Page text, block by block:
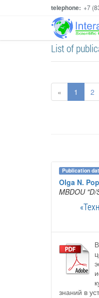
telephone: +7
List of
« 1 2
Publication
Olga N.
MBDOU "D/
знаний в